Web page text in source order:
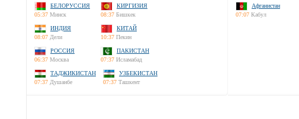
БЕЛОРУССИЯ
05:37 Минск
КИРГИЗИЯ
08:37 Бишкек
ИНДИЯ
08:07 Дели
КИТАЙ
10:37 Пекин
РОССИЯ
06:37 Москва
ПАКИСТАН
07:37 Исламабад
ТАДЖИКИСТАН
07:37 Душанбе
УЗБЕКИСТАН
07:37 Ташкент
Афганистан
07:07 Кабул